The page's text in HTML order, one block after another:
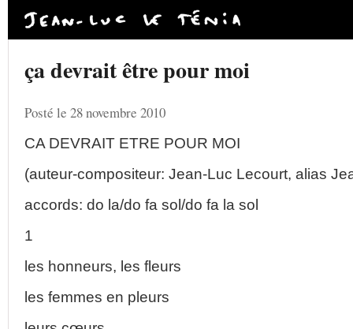
ça devrait être pour moi
Posté le 28 novembre 2010
CA DEVRAIT ETRE POUR MOI
(auteur-compositeur: Jean-Luc Lecourt, alias
accords: do la/do fa sol/do fa la sol
1
les honneurs, les fleurs
les femmes en pleurs